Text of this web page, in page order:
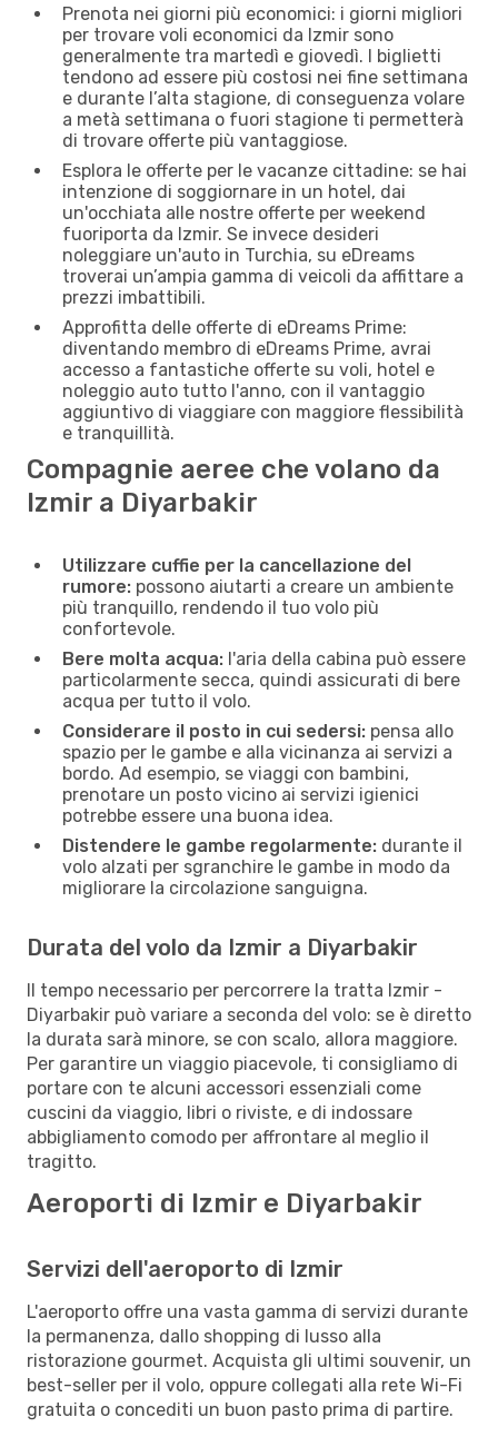
Prenota nei giorni più economici: i giorni migliori
per trovare voli economici da Izmir sono
generalmente tra martedì e giovedì. I biglietti
tendono ad essere più costosi nei fine settimana
e durante l’alta stagione, di conseguenza volare
a metà settimana o fuori stagione ti permetterà
di trovare offerte più vantaggiose.
Esplora le offerte per le vacanze cittadine: se hai
intenzione di soggiornare in un hotel, dai
un'occhiata alle nostre offerte per weekend
fuoriporta da Izmir. Se invece desideri
noleggiare un'auto in Turchia, su eDreams
troverai un’ampia gamma di veicoli da affittare a
prezzi imbattibili.
Approfitta delle offerte di eDreams Prime:
diventando membro di eDreams Prime, avrai
accesso a fantastiche offerte su voli, hotel e
noleggio auto tutto l'anno, con il vantaggio
aggiuntivo di viaggiare con maggiore flessibilità
e tranquillità.
Compagnie aeree che volano da
Izmir a Diyarbakir
Utilizzare cuffie per la cancellazione del
rumore: possono aiutarti a creare un ambiente
più tranquillo, rendendo il tuo volo più
confortevole.
Bere molta acqua: l'aria della cabina può essere
particolarmente secca, quindi assicurati di bere
acqua per tutto il volo.
Considerare il posto in cui sedersi: pensa allo
spazio per le gambe e alla vicinanza ai servizi a
bordo. Ad esempio, se viaggi con bambini,
prenotare un posto vicino ai servizi igienici
potrebbe essere una buona idea.
Distendere le gambe regolarmente: durante il
volo alzati per sgranchire le gambe in modo da
migliorare la circolazione sanguigna.
Durata del volo da Izmir a Diyarbakir
Il tempo necessario per percorrere la tratta Izmir -
Diyarbakir può variare a seconda del volo: se è diretto
la durata sarà minore, se con scalo, allora maggiore.
Per garantire un viaggio piacevole, ti consigliamo di
portare con te alcuni accessori essenziali come
cuscini da viaggio, libri o riviste, e di indossare
abbigliamento comodo per affrontare al meglio il
tragitto.
Aeroporti di Izmir e Diyarbakir
Servizi dell'aeroporto di Izmir
L'aeroporto offre una vasta gamma di servizi durante
la permanenza, dallo shopping di lusso alla
ristorazione gourmet. Acquista gli ultimi souvenir, un
best-seller per il volo, oppure collegati alla rete Wi-Fi
gratuita o concediti un buon pasto prima di partire.